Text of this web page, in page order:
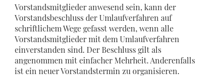
Vorstandsmitglieder anwesend sein, kann der
Vorstandsbeschluss der Umlaufverfahren auf
schriftlichem Wege gefasst werden, wenn alle
Vorstandsmitglieder mit dem Umlaufverfahren
einverstanden sind. Der Beschluss gilt als
angenommen mit einfacher Mehrheit. Anderenfalls
ist ein neuer Vorstandstermin zu organisieren.